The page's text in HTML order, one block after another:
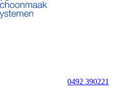
0492 390221